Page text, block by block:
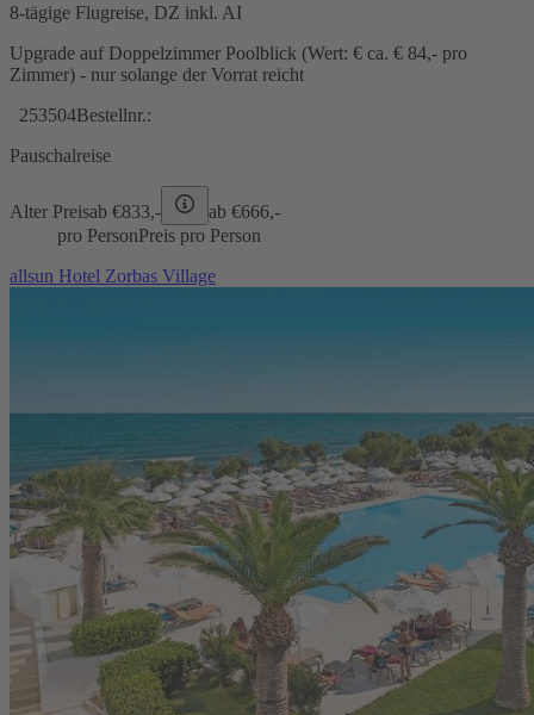
8-tägige Flugreise, DZ inkl. AI
Upgrade auf Doppelzimmer Poolblick (Wert: € ca. € 84,- pro
Zimmer) - nur solange der Vorrat reicht
253504Bestellnr.:
Pauschalreise
Alter Preisab €833,- ab €666,-
pro PersonPreis pro Person
allsun Hotel Zorbas Village